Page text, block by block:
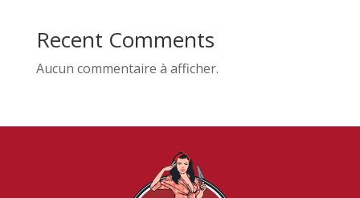
Recent Comments
Aucun commentaire à afficher.